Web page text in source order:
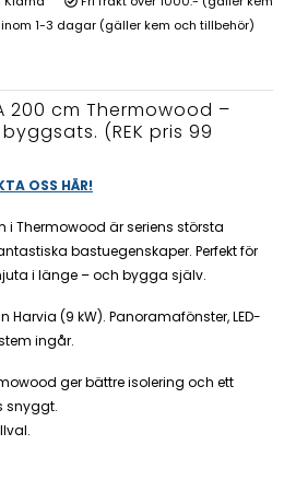
1-3 dagar (gäller kem och tillbehör)
200 cm Thermowood –
(REK pris 99
OSS HÄR!
i Thermowood är seriens största
bastuegenskaper. Perfekt för
i länge – och bygga själv.
(9 kW). Panoramafönster, LED-
ingår.
ger bättre isolering och ett
snyggt.